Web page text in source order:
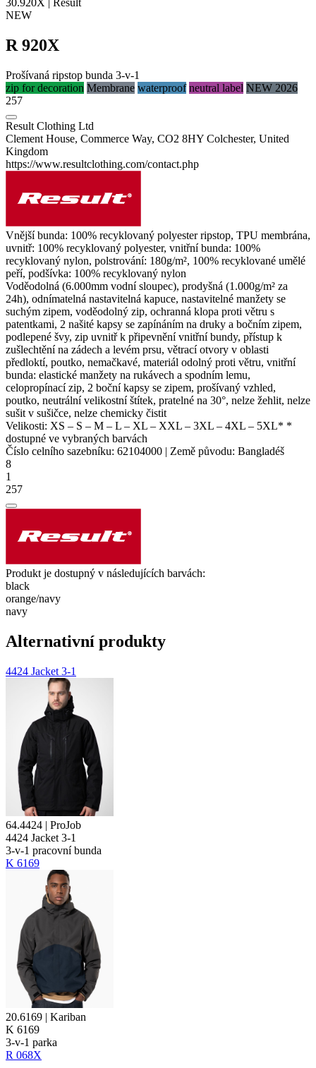
30.920X | Result
NEW
R 920X
Prošívaná ripstop bunda 3-v-1
zip for decoration Membrane waterproof neutral label NEW 2026
257
Result Clothing Ltd
Clement House, Commerce Way, CO2 8HY Colchester, United
Kingdom
https://www.resultclothing.com/contact.php
Vnější bunda: 100% recyklovaný polyester ripstop, TPU membrána,
uvnitř: 100% recyklovaný polyester, vnitřní bunda: 100%
recyklovaný nylon, polstrování: 180g/m², 100% recyklované umělé
peří, podšívka: 100% recyklovaný nylon
Voděodolná (6.000mm vodní sloupec), prodyšná (1.000g/m² za
24h), odnímatelná nastavitelná kapuce, nastavitelné manžety se
suchým zipem, voděodolný zip, ochranná klopa proti větru s
patentkami, 2 našité kapsy se zapínáním na druky a bočním zipem,
podlepené švy, zip uvnitř k připevnění vnitřní bundy, přístup k
zušlechtění na zádech a levém prsu, větrací otvory v oblasti
předloktí, poutko, nemačkavé, materiál odolný proti větru, vnitřní
bunda: elastické manžety na rukávech a spodním lemu,
celopropínací zip, 2 boční kapsy se zipem, prošívaný vzhled,
poutko, neutrální velikostní štítek, pratelné na 30°, nelze žehlit, nelze
sušit v sušičce, nelze chemicky čistit
Velikosti: XS – S – M – L – XL – XXL – 3XL – 4XL – 5XL* *
dostupné ve vybraných barvách
Číslo celního sazebníku: 62104000 | Země původu: Bangladéš
8
1
257
Produkt je dostupný v následujících barvách:
black
orange/​navy
navy
Alternativní produkty
4424 Jacket 3-1
64.4424 | ProJob
4424 Jacket 3-1
3-v-1 pracovní bunda
K 6169
20.6169 | Kariban
K 6169
3-v-1 parka
R 068X